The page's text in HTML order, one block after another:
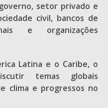
setor privado e
civil, bancos de
e organizações
Latina e o Caribe, o
temas globais
clima e progressos no